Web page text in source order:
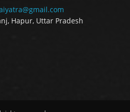
Hapur, Uttar Pradesh